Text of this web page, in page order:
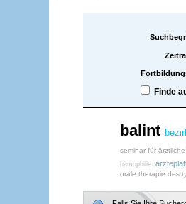
Finde
balint
seminar für
hämophilie
orale therapie des